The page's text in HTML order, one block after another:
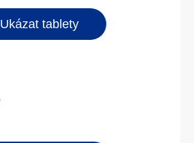
Ukázat tablety